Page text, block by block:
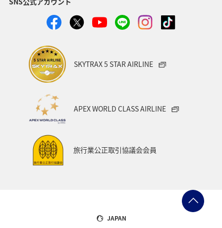
復路出発日および時間帯
日付を選択
経由地および乗り継ぎ所要時間を追加する
1人
SKYTRAX 5 STAR AIRLINE
APEX WORLD CLASS AIRLINE
旅行業公正取引協議会会員
JAPAN